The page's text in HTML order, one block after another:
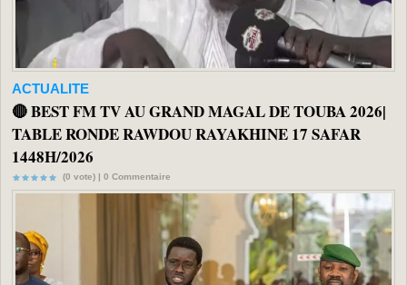
ACTUALITE
🔴 BEST FM TV AU GRAND MAGAL DE TOUBA 2026|
TABLE RONDE RAWDOU RAYAKHINE 17 SAFAR
1448H/2026
(0 vote) | 0 Commentaire